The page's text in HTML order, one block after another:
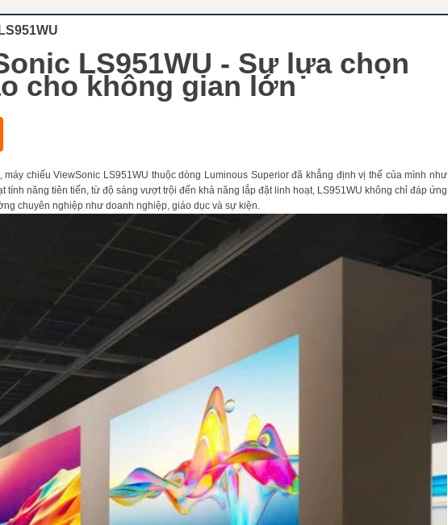
LS951WU - Sự lựa chọn
cho không gian lớn
chiếu ViewSonic LS951WU thuộc dòng Luminous Superior đã khẳng định vị thế của mình như
năng tiên tiến, từ độ sáng vượt trội đến khả năng lắp đặt linh hoạt, LS951WU không chỉ đáp ứng
chuyên nghiệp như doanh nghiệp, giáo dục và sự kiện.